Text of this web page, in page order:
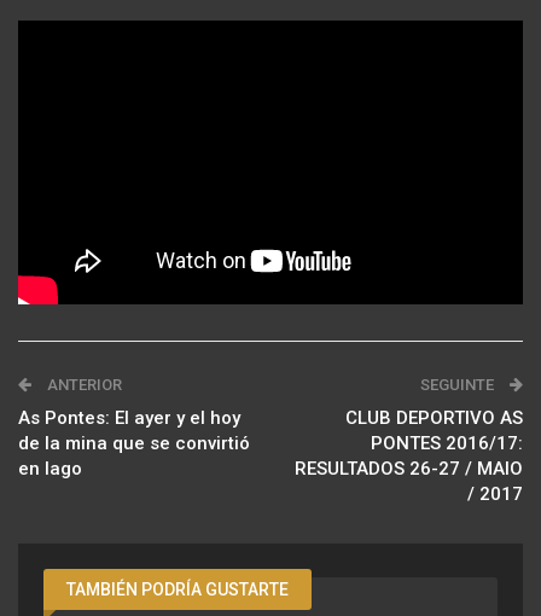
ANTERIOR
As Pontes: El ayer y el hoy
de la mina que se convirtió
en lago
SEGUINTE
CLUB DEPORTIVO AS
PONTES 2016/17:
RESULTADOS 26-27 / MAIO
/ 2017
TAMBIÉN PODRÍA GUSTARTE